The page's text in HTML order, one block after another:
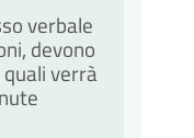
verbale
devono
verrà